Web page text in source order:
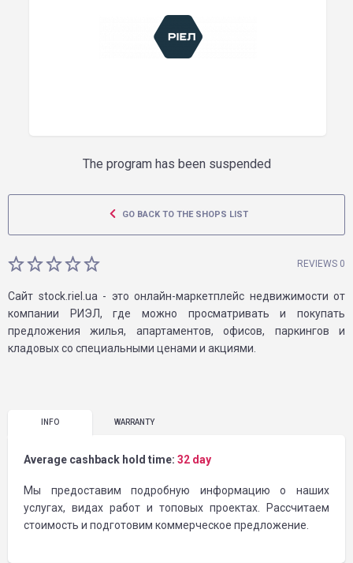
The program has been suspended
GO BACK TO THE SHOPS LIST
REVIEWS 0
Сайт stock.riel.ua - это онлайн-маркетплейс недвижимости от
компании РИЭЛ, где можно просматривать и покупать
предложения жилья, апартаментов, офисов, паркингов и
кладовых со специальными ценами и акциями.
INFO WARRANTY
Average cashback hold time: 32 day
Мы предоставим подробную информацию о наших
услугах, видах работ и топовых проектах. Рассчитаем
стоимость и подготовим коммерческое предложение.